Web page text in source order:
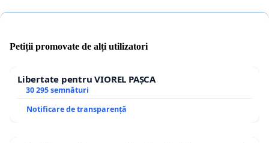
Petiții promovate de alți utilizatori
Libertate pentru VIOREL PAȘCA
30 295 semnături
Notificare de transparență